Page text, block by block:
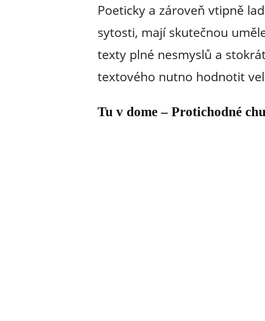
Poeticky a zároveň vtipně
sytosti, mají skutečnou
texty plné nesmyslů a
textového nutno hodnotit
Tu v dome – Protichodné